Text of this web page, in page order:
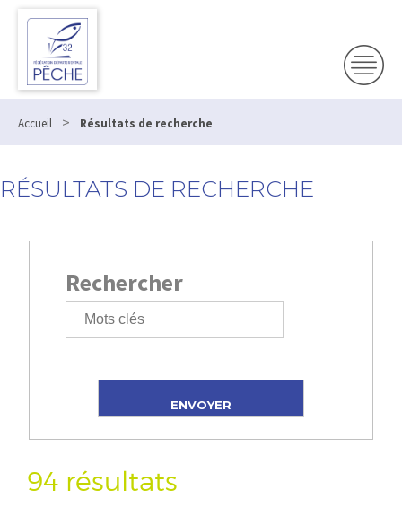
Accueil > Résultats de recherche
RÉSULTATS DE RECHERCHE
Rechercher
94 résultats